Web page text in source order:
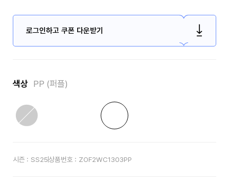
로그인하고 쿠폰 다운받기
색상 PP (퍼플)
시즌 : SS25상품번호 : ZOF2WC1303PP